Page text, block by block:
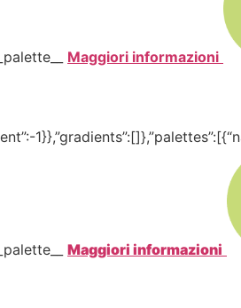
Maggiori informazioni
Maggiori informazioni